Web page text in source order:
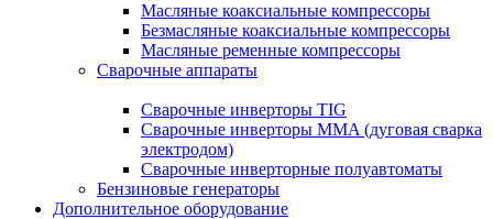
Масляные коаксиальные компрессоры
Безмасляные коаксиальные компрессоры
Масляные ременные компрессоры
Сварочные аппараты
Сварочные инверторы TIG
Сварочные инверторы MMA (дуговая сварка
электродом)
Сварочные инверторные полуавтоматы
Бензиновые генераторы
Дополнительное оборудование